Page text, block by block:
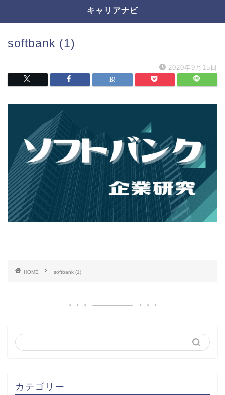
キャリアナビ
softbank (1)
2020年9月15日
HOME softbank (1)
カテゴリー